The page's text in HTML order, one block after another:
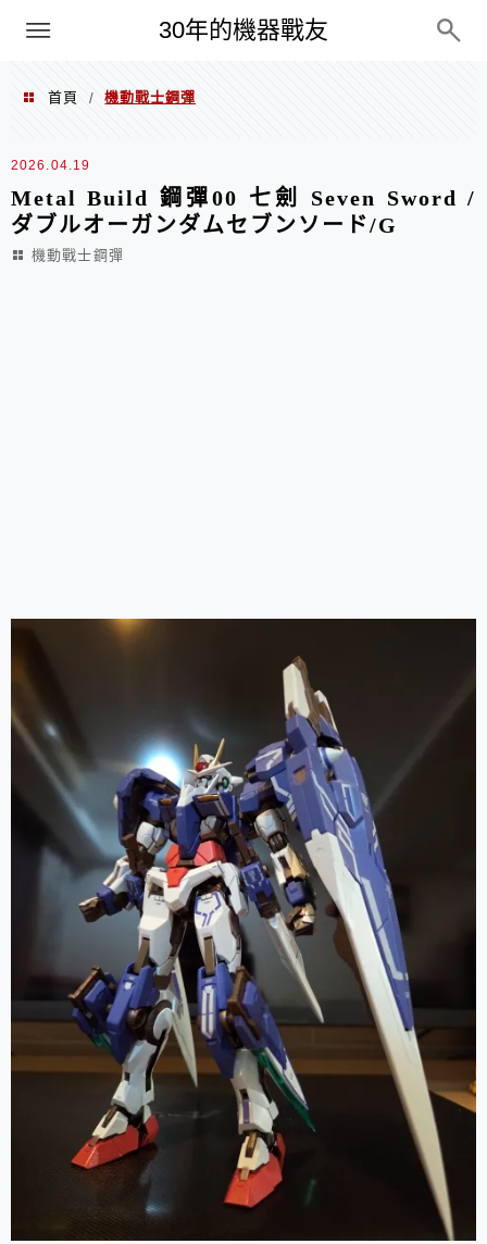
30年的機器戰友
PC
首頁 / 機動戰士鋼彈
機動戰士鋼彈
2026.04.19
Metal Build 鋼彈00 七劍 Seven Sword /
ダブルオーガンダムセブンソード/G
機動戰士鋼彈